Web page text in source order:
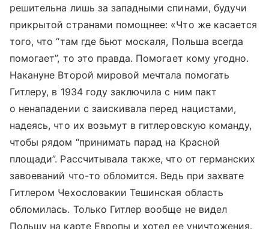
решительна лишь за западными спинами, будучи
прикрытой странами помощнее: «Что же касается
того, что “там где бьют москаля, Польша всегда
помогает”, то это правда. Помогает кому угодно.
Накануне Второй мировой мечтала помогать
Гитлеру, в 1934 году заключила с ним пакт
о ненападении с заискивала перед нацистами,
надеясь, что их возьмут в гитлеровскую команду,
чтобы рядом “принимать парад на Красной
площади”. Рассчитывала также, что от германских
завоеваний что-то обломится. Ведь при захвате
Гитлером Чехословакии Тешинская область
обломилась. Только Гитлер вообще не видел
Польшу на карте Европы и хотел ее уничтожения.